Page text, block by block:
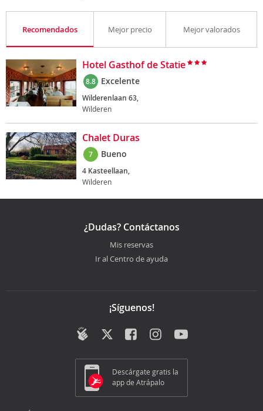
Recomendados Mejor precio Mejor valorados
Hotel Gasthof de Statie
8.8 Excelente
Wilderenlaan 63,
Wilderen
Chalet Duras
7 Bueno
4 Kasteellaan,
Wilderen
¿Dudas? Contáctanos
Mis reservas
Ir al Centro de ayuda
¡Síguenos!
Descárgate gratis la
app de Atrápalo